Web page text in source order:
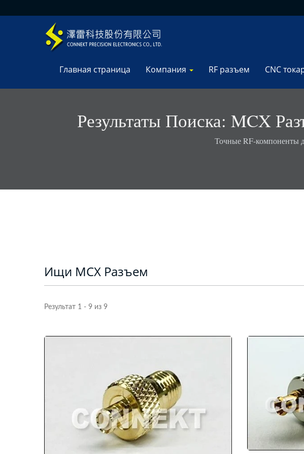
Главная страница Компания RF разъем CNC
Результаты Поиска: MCX
Точные RF-компоненты
Ищи MCX Разъем
Результат 1 - 9 из 9